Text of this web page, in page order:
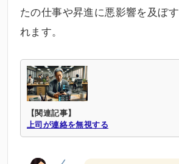
たの仕事や昇進に悪影響を及ぼ
れます。
【関連記事】
上司が連絡を無視する